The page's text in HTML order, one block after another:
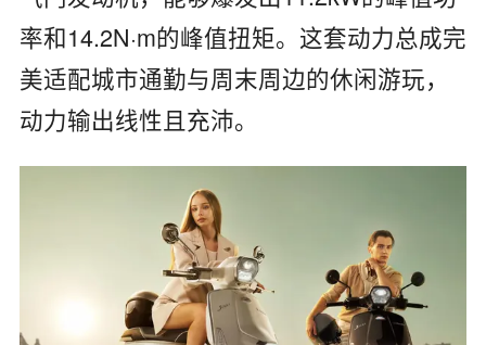
率和14.2N·m的峰值扭矩。这套动力总成完
美适配城市通勤与周末周边的休闲游玩，
动力输出线性且充沛。